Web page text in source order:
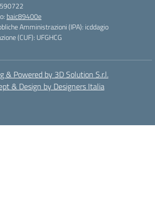
baic89400e
Amministrazioni (IPA): icddagio
(CUF): UFGHCG
& Powered by 3D Solution S.r.l.
& Design by Designers Italia